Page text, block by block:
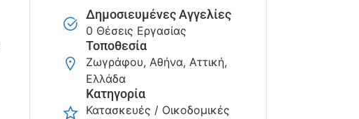
Δημοσιευμένες Αγγελίες
0 Θέσεις Εργασίας
Τοποθεσία
Ζωγράφου, Αθήνα, Αττική,
Ελλάδα
Κατηγορία
Κατασκευές / Οικοδομικές